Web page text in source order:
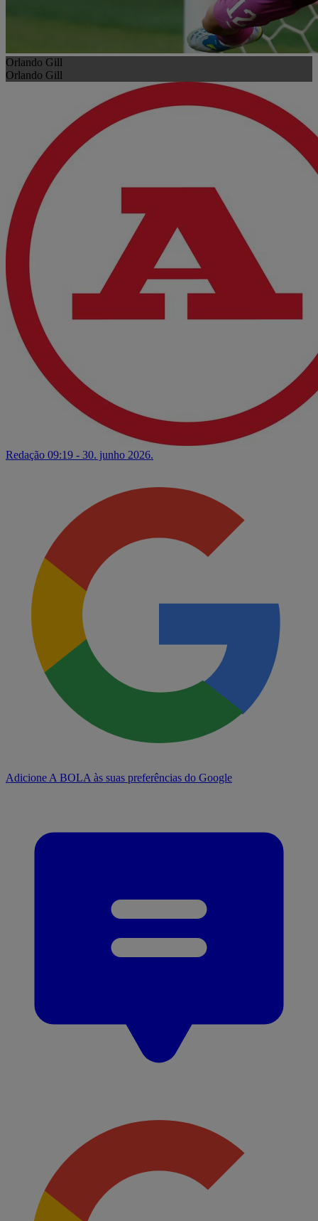
Orlando Gill
Orlando Gill
Redação 09:19 - 30. junho 2026.
Adicione A BOLA às suas preferências do Google